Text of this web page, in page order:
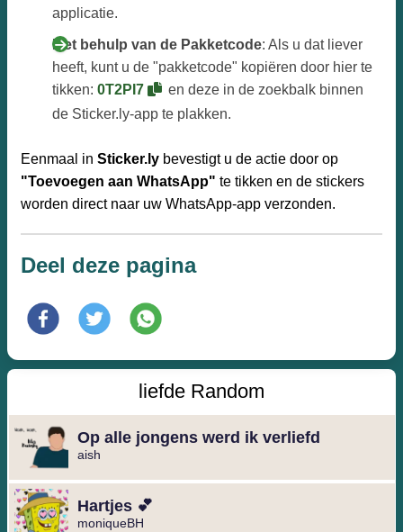
applicatie.
Met behulp van de Pakketcode: Als u dat liever
heeft, kunt u de "pakketcode" kopiëren door hier te
tikken: 0T2PI7
en deze in de zoekbalk binnen
de Sticker.ly-app te plakken.
Eenmaal in Sticker.ly bevestigt u de actie door op
"Toevoegen aan WhatsApp" te tikken en de stickers
worden direct naar uw WhatsApp-app verzonden.
Deel deze pagina
liefde Random
Op alle jongens werd ik verliefd
aish
Hartjes 💕
moniqueBH